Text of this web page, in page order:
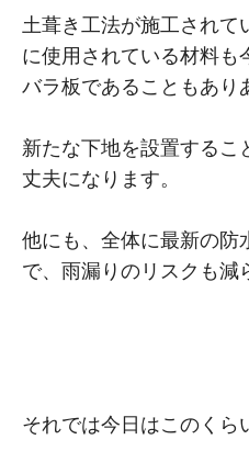
土葺き工法が施工されて
に使用されている材料も
バラ板であることもあり
新たな下地を設置するこ
丈夫になります。
他にも、全体に最新の防
で、雨漏りのリスクも減
それでは今日はこのくら